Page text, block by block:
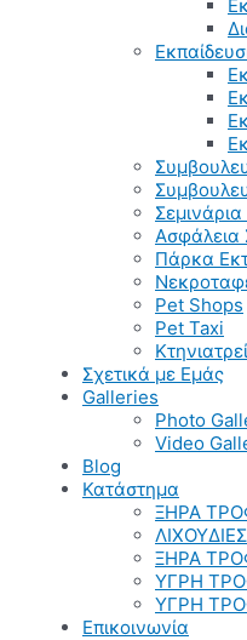
Ασφάλεια
Πάρκα
Pet Shops
Pet Taxi
Σχετικά με Εμάς
Galleries
Photo
Video
Blog
Κατάστημα
ΞΗΡΑ
ΞΗΡΑ
ΥΓΡΗ
ΥΓΡΗ
Επικοινωνία